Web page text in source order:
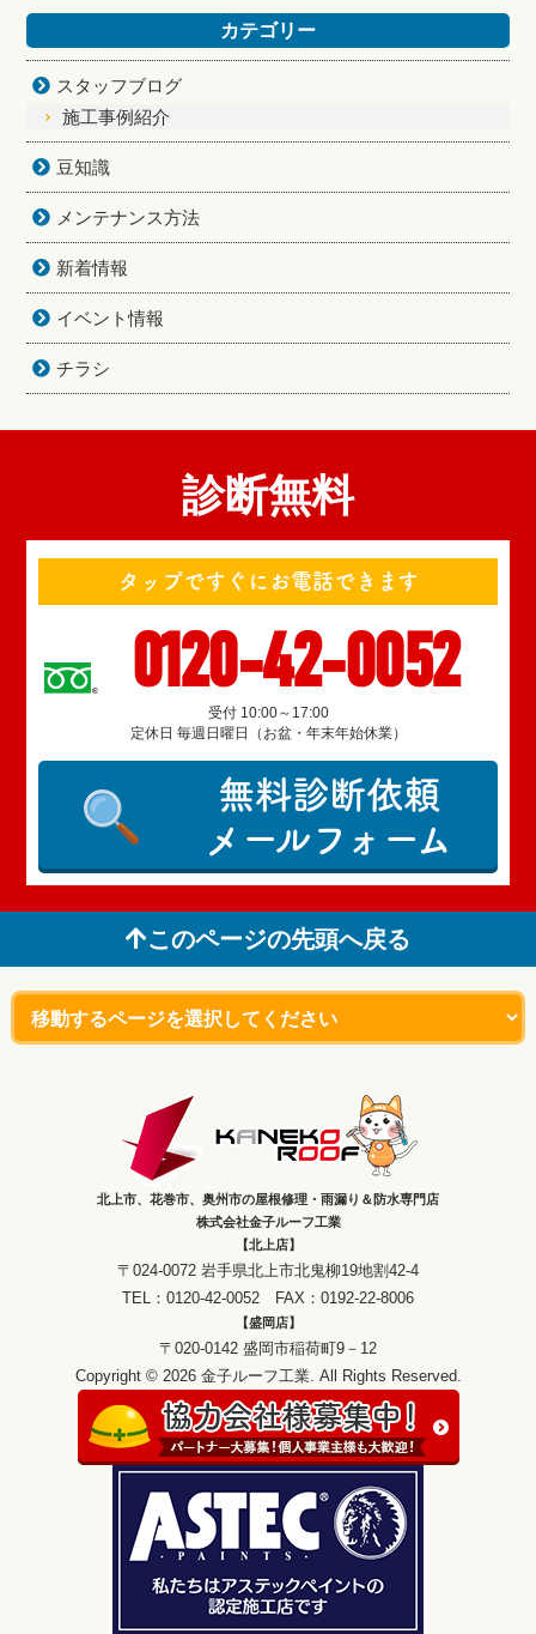
カテゴリー
スタッフブログ
施工事例紹介
豆知識
メンテナンス方法
新着情報
イベント情報
チラシ
診断無料
タップですぐにお電話できます
0120-42-0052
受付 10:00～17:00
定休日 毎週日曜日（お盆・年末年始休業）
無料診断依頼
メールフォーム
このページの先頭へ戻る
北上市、花巻市、奥州市の屋根修理・雨漏り＆防水専門店
株式会社金子ルーフ工業
【北上店】
〒024-0072 岩手県北上市北鬼柳19地割42-4
TEL：0120-42-0052 FAX：0192-22-8006
【盛岡店】
〒020-0142 盛岡市稲荷町9－12
Copyright © 2026 金子ルーフ工業. All Rights Reserved.